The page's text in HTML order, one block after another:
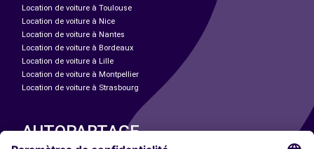
Location de voiture à Toulouse
Location de voiture à Nice
Location de voiture à Nantes
Location de voiture à Bordeaux
Location de voiture à Lille
Location de voiture à Montpellier
Location de voiture à Strasbourg
AUTOPARTAGE